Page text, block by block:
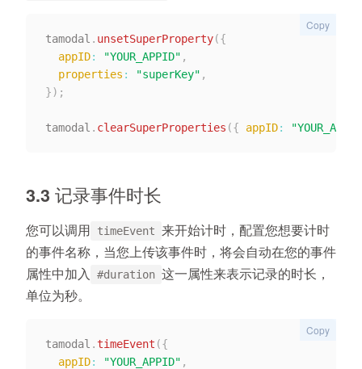
tamodal . unsetSuperProperty({
appID: "YOUR_APPID" ,
properties : "superKey" ,
}) ;
tamodal . clearSuperProperties ({ appID:
Copy
3.3 记录事件时长
您可以调用 timeEvent 来开始计时，配置您想要计时
的事件名称，当您上传该事件时，将会自动在您的事件
属性中加入
#duration 这一属性来表示记录的时长，
单位为秒。
tamodal .timeEvent ({
appID: "YOUR_APPID" ,
Copy